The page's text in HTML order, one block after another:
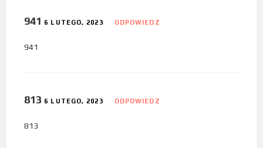
941 6 LUTEGO, 2023 ODPOWIEDZ
941
813 6 LUTEGO, 2023 ODPOWIEDZ
813